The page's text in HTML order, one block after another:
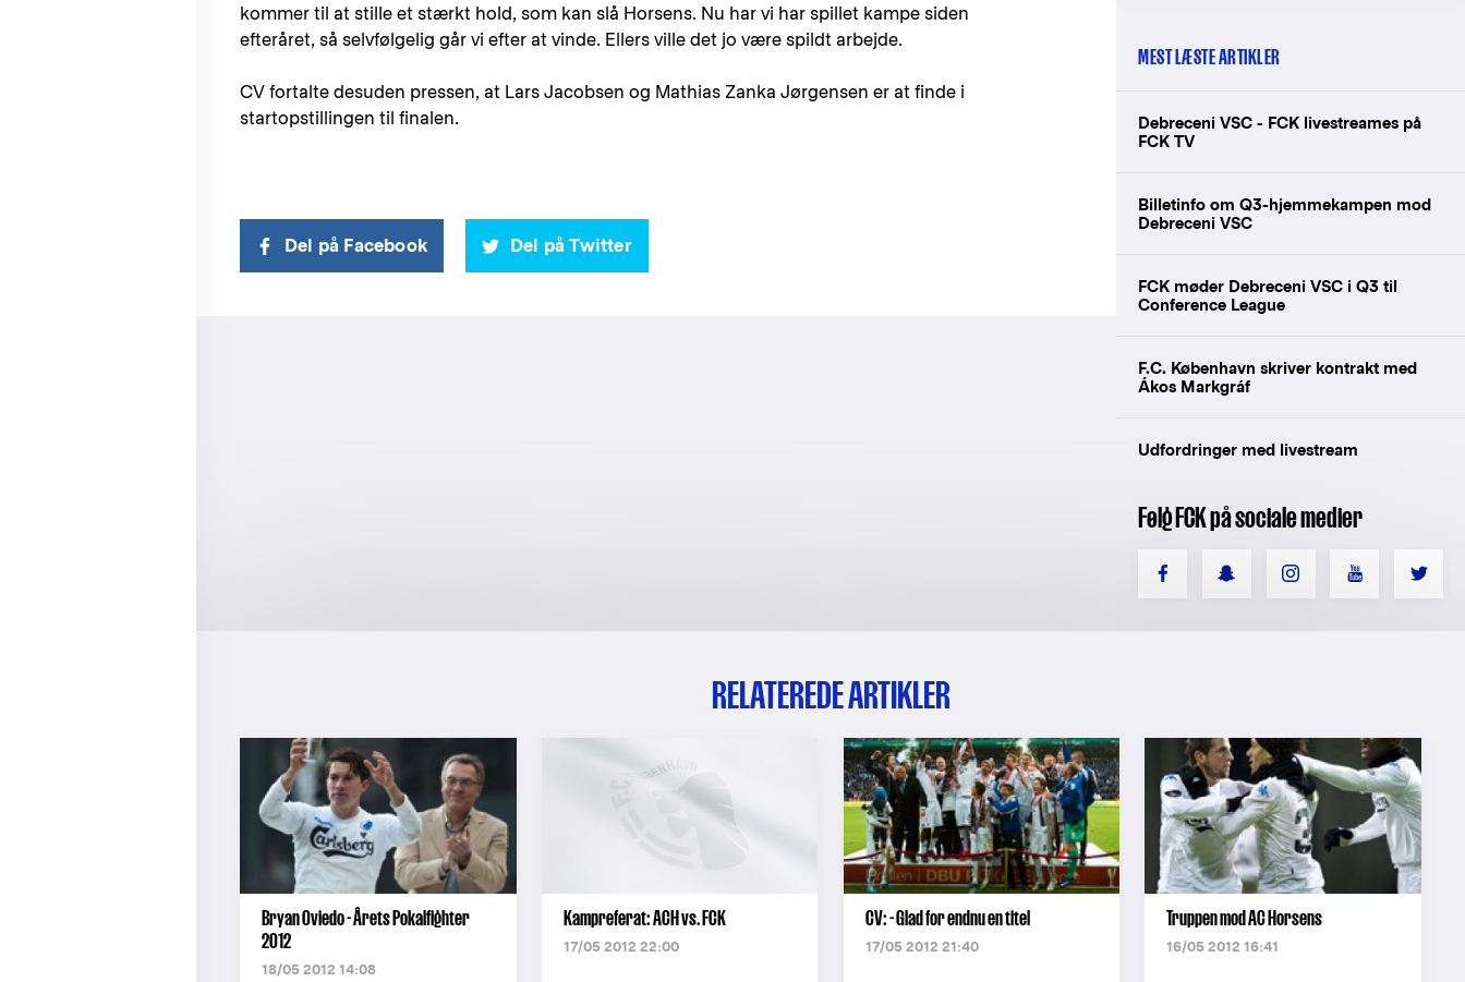
kommer til at stille et stærkt hold, som kan slå Horsens. Nu har vi har spillet kampe siden
efteråret, så selvfølgelig går vi efter at vinde. Ellers ville det jo være spildt arbejde.
CV fortalte desuden pressen, at Lars Jacobsen og Mathias Zanka Jørgensen er at finde i
startopstillingen til finalen.
Del på Facebook Del på Twitter
MEST LÆSTE ARTIKLER
Debreceni VSC - FCK livestreames på
FCK TV
Billetinfo om Q3-hjemmekampen mod
Debreceni VSC
FCK møder Debreceni VSC i Q3 til
Conference League
F.C. København skriver kontrakt med
Ákos Markgráf
Udfordringer med livestream
Følg FCK på sociale medier
RELATEREDE ARTIKLER
Bryan Oviedo - Årets Pokalfighter
2012
18/05 2012 14:08
Kampreferat: ACH vs. FCK
17/05 2012 22:00
CV: - Glad for endnu en titel
17/05 2012 21:40
Truppen mod AC Horsens
16/05 2012 16:41